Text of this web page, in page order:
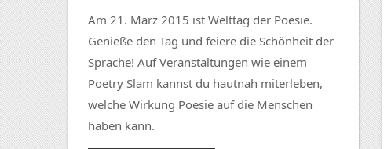
Am 21. März 2015 ist Welttag der Poesie.
Genieße den Tag und feiere die Schönheit der
Sprache! Auf Veranstaltungen wie einem
Poetry Slam kannst du hautnah miterleben,
welche Wirkung Poesie auf die Menschen
haben kann.